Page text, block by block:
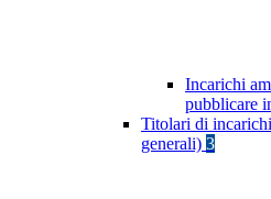
Incarichi
pubblicare
Titolari di
generali) 3